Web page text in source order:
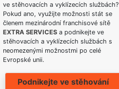
ve stěhovacích a vyklízecích službách?
Pokud ano, využijte možnosti stát se
členem mezinárodní franchisové sítě
EXTRA SERVICESa podnikejte ve
stěhovacích a vyklízecích službách s
neomezenými možnostmi po celé
Evropské unii.
Podnikejte ve stěhování